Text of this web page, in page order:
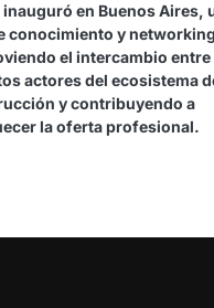
inauguró en Buenos Aires,
conocimiento y
el intercambio entre
actores del ecosistema
y contribuyendo a
la oferta profesional.